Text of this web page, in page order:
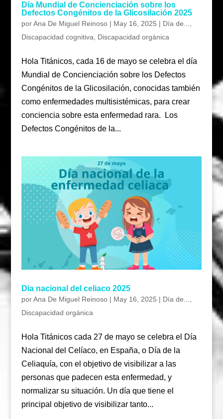
Día Mundial de Concienciación sobre los
Defectos Congénitos de la Glicosilación 2025
porAna De Miguel Reinoso| May 16, 2025 | Día de...
Discapacidad cognitiva
Discapacidad orgánica
Hola Titánicos, cada 16 de mayo se celebra el día
Mundial de Concienciación sobre los Defectos
Congénitos de la Glicosilación, conocidas también
como enfermedades multisistémicas, para crear
conciencia sobre esta enfermedad rara. Los
Defectos Congénitos de la...
Dia nacional del celiaco 2025
porAna De Miguel Reinoso| May 16, 2025 | Día de...
Discapacidad orgánica
Hola Titánicos cada 27 de mayo se celebra el Día
Nacional del Celíaco, en España, o Día de la
Celiaquía, con el objetivo de visibilizar a las
personas que padecen esta enfermedad, y
normalizar su situación. Un día que tiene el
principal objetivo de visibilizar tanto...